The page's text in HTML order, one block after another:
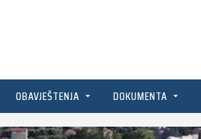
OBAVJEŠTENJA DOKUMENTA